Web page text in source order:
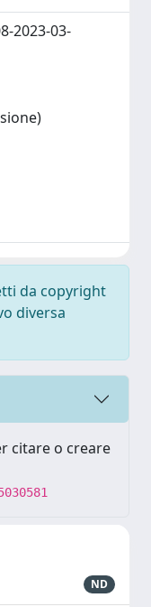
2023-03-
da copyright
diversa
citare o creare
ND